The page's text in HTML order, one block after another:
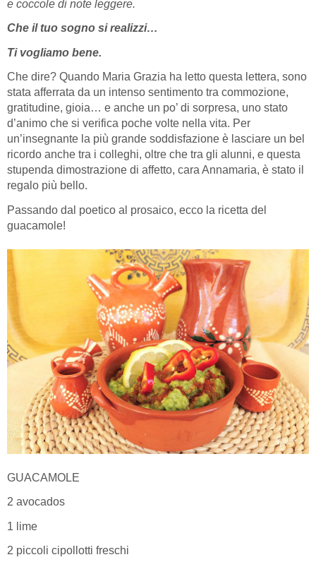
e coccole di note leggere.
Che il tuo sogno si realizzi…
Ti vogliamo bene.
Che dire? Quando Maria Grazia ha letto questa lettera, sono
stata afferrata da un intenso sentimento tra commozione,
gratitudine, gioia… e anche un po’ di sorpresa, uno stato
d’animo che si verifica poche volte nella vita. Per
un’insegnante la più grande soddisfazione è lasciare un bel
ricordo anche tra i colleghi, oltre che tra gli alunni, e questa
stupenda dimostrazione di affetto, cara Annamaria, è stato il
regalo più bello.
Passando dal poetico al prosaico, ecco la ricetta del
guacamole!
GUACAMOLE
2 avocados
1 lime
2 piccoli cipollotti freschi